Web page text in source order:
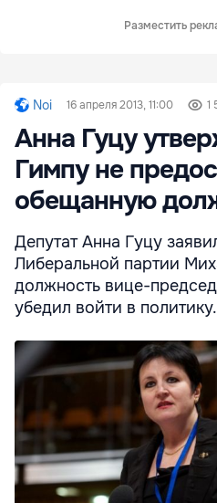
Разместить
Noi 16 апреля 2013, 11:00 1
Анна Гуцу
Гимпу не
обещанную
Депутат Анна Гуцу
Либеральной партии
должность вице-
убедил войти в политику.